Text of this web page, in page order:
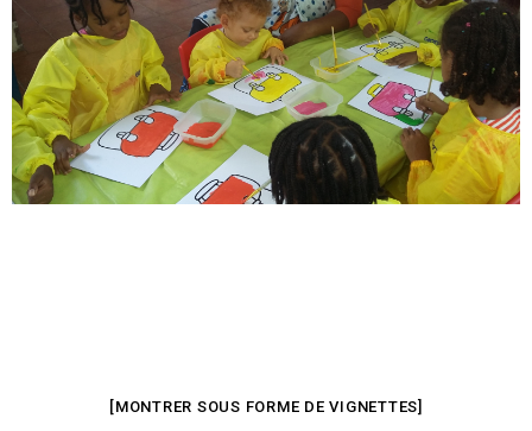
[MONTRER SOUS FORME DE VIGNETTES]